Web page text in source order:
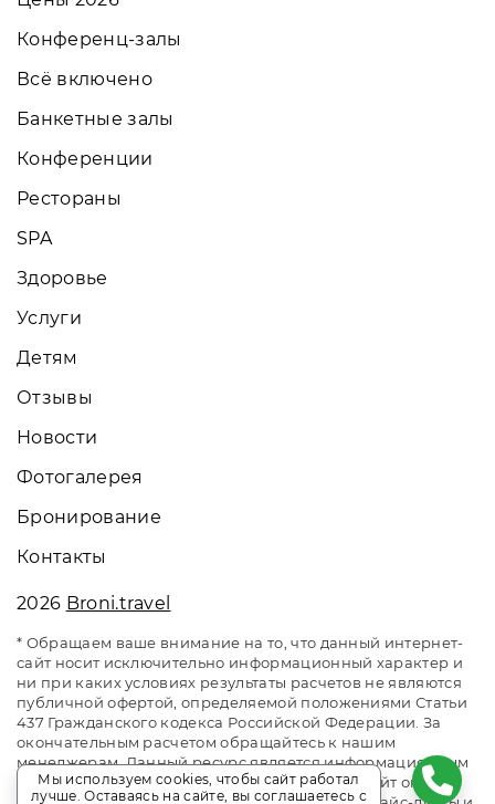
Конференц-залы
Всё включено
Банкетные залы
Конференции
Рестораны
SPA
Здоровье
Услуги
Детям
Отзывы
Новости
Фотогалерея
Бронирование
Контакты
2026 Broni.travel
* Обращаем ваше внимание на то, что данный интернет-
сайт носит исключительно информационный характер и
ни при каких условиях результаты расчетов не являются
публичной офертой, определяемой положениями Статьи
437 Гражданского кодекса Российской Федерации. За
окончательным расчетом обращайтесь к нашим
менеджерам. Данный ресурс является информационным
сайтом сервиса бронирования Broni.travel. Сайт онлайн
Мы используем cookies, чтобы сайт работал
лучше. Оставаясь на сайте, вы соглашаетесь с